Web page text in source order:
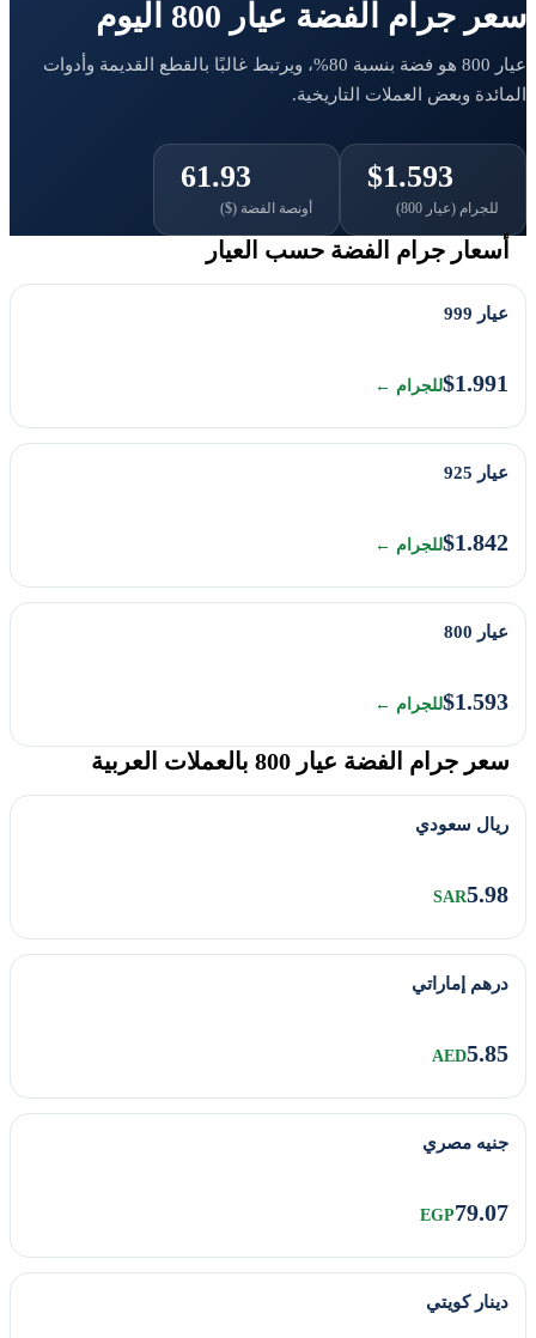
سعر جرام الفضة عيار 800 اليوم
عيار 800 هو فضة بنسبة 80%، ويرتبط غالبًا بالقطع القديمة وأدوات
المائدة وبعض العملات التاريخية.
$1.593
للجرام (عيار 800)
61.93
أونصة الفضة ($)
أسعار جرام الفضة حسب العيار
عيار 999
$1.991للجرام ←
عيار 925
$1.842للجرام ←
عيار 800
$1.593للجرام ←
سعر جرام الفضة عيار 800 بالعملات العربية
ريال سعودي
5.98
SAR
درهم إماراتي
5.85
AED
جنيه مصري
79.07
EGP
دينار كويتي